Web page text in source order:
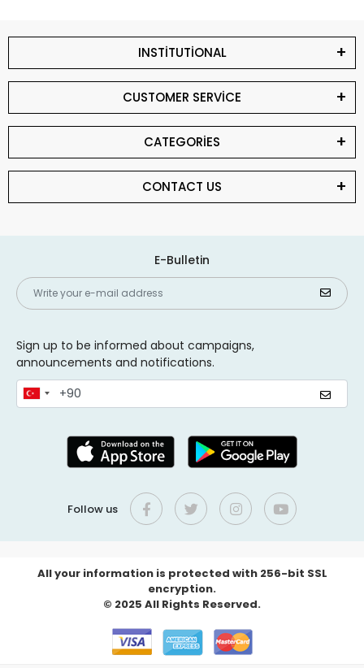
INSTİTUTİONAL
CUSTOMER SERVİCE
CATEGORİES
CONTACT US
E-Bulletin
Sign up to be informed about campaigns,
announcements and notifications.
Follow us
All your information is protected with 256-bit SSL
encryption.
© 2025 All Rights Reserved.